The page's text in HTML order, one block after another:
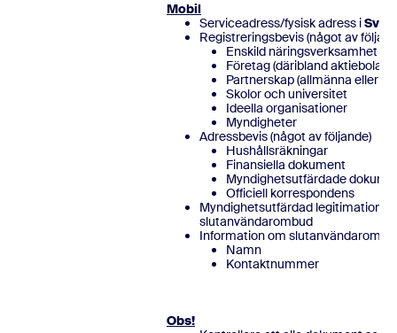
Mobil
Serviceadress/fysisk adress i
Registreringsbevis (något av
Enskild näringsverksamhet
Företag (däribland aktiebolag)
Partnerskap (allmänna eller
Skolor och universitet
Ideella organisationer
Myndigheter
Adressbevis (något av följande)
Hushållsräkningar
Finansiella dokument
Myndighetsutfärdade
Officiell korrespondens
Myndighetsutfärdad legitimation
slutanvändarombud
Information om
Namn
Obs!